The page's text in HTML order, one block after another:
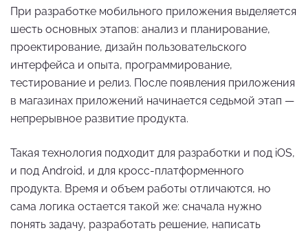
При разработке мобильного приложения выделяется
шесть основных этапов: анализ и планирование,
проектирование, дизайн пользовательского
интерфейса и опыта, программирование,
тестирование и релиз. После появления приложения
в магазинах приложений начинается седьмой этап —
непрерывное развитие продукта.
Такая технология подходит для разработки и под iOS,
и под Android, и для кросс-платформенного
продукта. Время и объем работы отличаются, но
сама логика остается такой же: сначала нужно
понять задачу, разработать решение, написать